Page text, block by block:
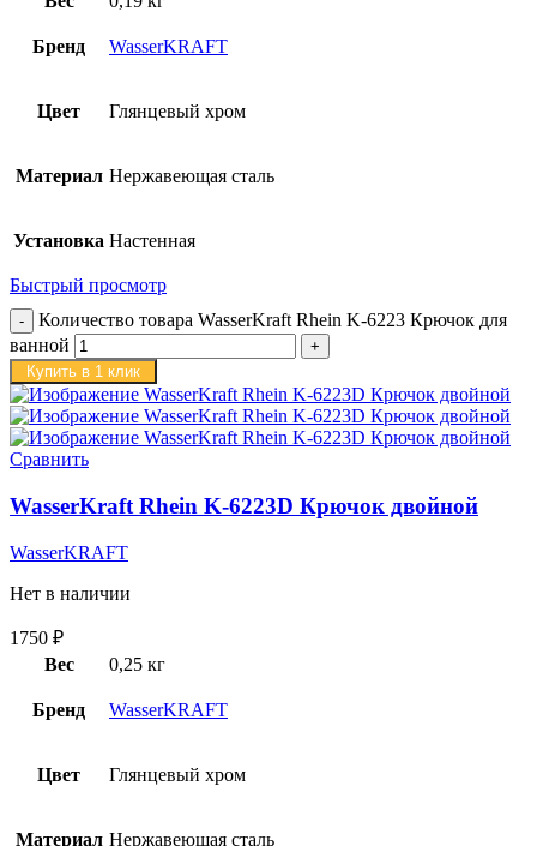
Бренд WasserKRAFT
Цвет Глянцевый хром
Материал Нержавеющая сталь
Установка Настенная
Быстрый просмотр
Количество товара WasserKraft Rhein K-6223 Крючок для
ванной
Купить в 1 клик
Сравнить
WasserKraft Rhein K-6223D Крючок двойной
WasserKRAFT
Нет в наличии
1750 ₽
Вес
0,25 кг
Бренд WasserKRAFT
Цвет Глянцевый хром
Материал Нержавеющая сталь